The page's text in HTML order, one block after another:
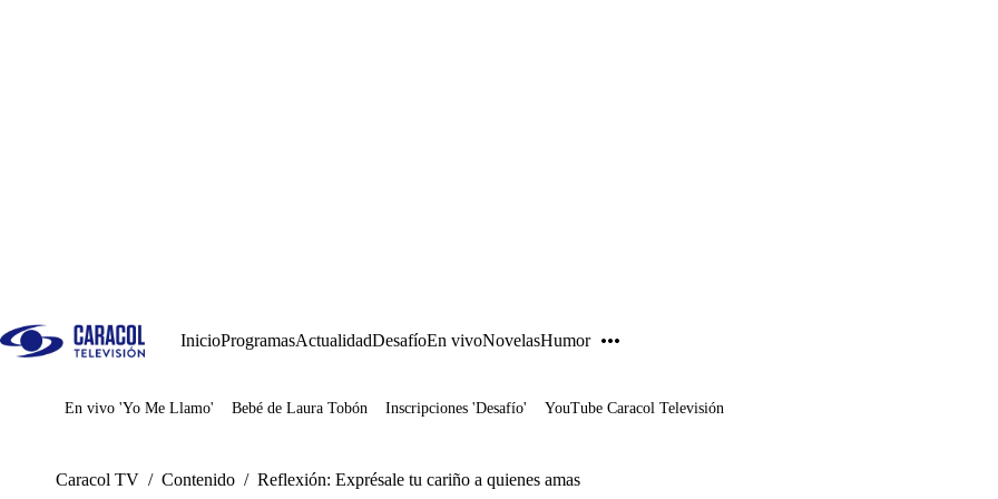
InicioProgramasActualidadDesafíoEn vivoNovelasHumor
Juegos
En vivo 'Yo Me Llamo' Bebé de Laura Tobón Inscripciones 'Desafío' YouTube Caracol Televisión
Caracol TV / Contenido / Reflexión: Exprésale tu cariño a quienes amas